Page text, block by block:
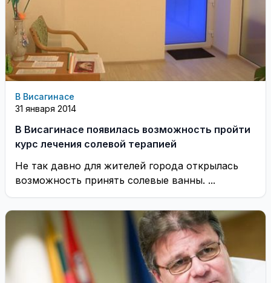
В Висагинасе
31 января 2014
В Висагинасе появилась возможность пройти
курс лечения солевой терапией
Не так давно для жителей города открылась
возможность принять солевые ванны. ...